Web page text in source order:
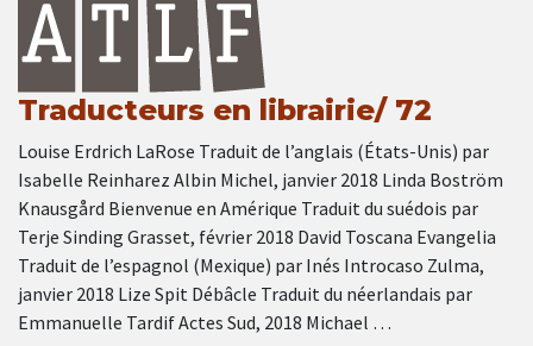
Traducteurs en librairie/ 72
Louise Erdrich LaRose Traduit de l’anglais (États-Unis) par
Isabelle Reinharez Albin Michel, janvier 2018 Linda Boström
Knausgård Bienvenue en Amérique Traduit du suédois par
Terje Sinding Grasset, février 2018 David Toscana Evangelia
Traduit de l’espagnol (Mexique) par Inés Introcaso Zulma,
janvier 2018 Lize Spit Débâcle Traduit du néerlandais par
Emmanuelle Tardif Actes Sud, 2018 Michael …